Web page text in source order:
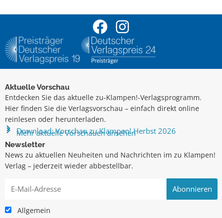
Aktuelle Vorschau
Entdecken Sie das aktuelle zu-Klampen!-Verlagsprogramm.
Hier finden Sie die Verlagsvorschau – einfach direkt online
reinlesen oder herunterladen.
Download: Vorschau zu Klampen! Herbst 2026
Mehr aktuelle Vorschauen ansehen
Newsletter
News zu aktuellen Neuheiten und Nachrichten im zu Klampen!
Verlag – jederzeit wieder abbestellbar.
Allgemein